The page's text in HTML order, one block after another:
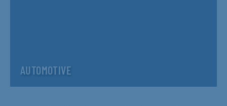
AUTOMOTIVE